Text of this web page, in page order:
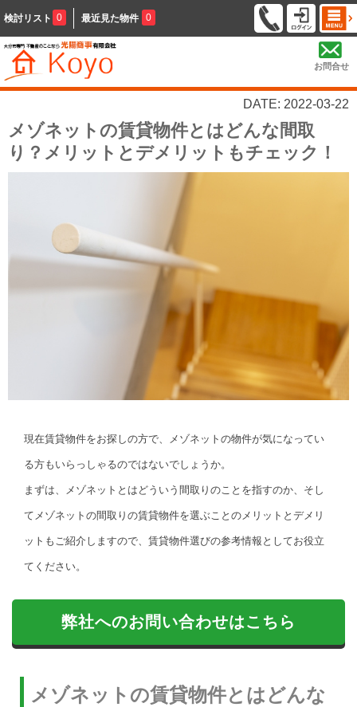
検討リスト 0 最近見た物件 0
お問合せ
DATE: 2022-03-22
メゾネットの賃貸物件とはどんな間取
り？メリットとデメリットもチェック！
現在賃貸物件をお探しの方で、メゾネットの物件が気になってい
る方もいらっしゃるのではないでしょうか。
まずは、メゾネットとはどういう間取りのことを指すのか、そし
てメゾネットの間取りの賃貸物件を選ぶことのメリットとデメリ
ットもご紹介しますので、賃貸物件選びの参考情報としてお役立
てください。
弊社へのお問い合わせはこちら
メゾネットの賃貸物件とはどんな